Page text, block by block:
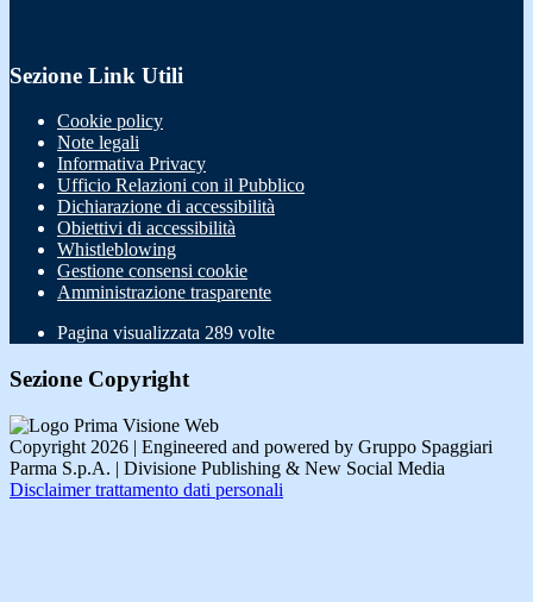
Sezione Link Utili
Cookie policy
Note legali
Informativa Privacy
Ufficio Relazioni con il Pubblico
Dichiarazione di accessibilità
Obiettivi di accessibilità
Whistleblowing
Gestione consensi cookie
Amministrazione trasparente
Pagina visualizzata 289 volte
Sezione Copyright
Copyright 2026 | Engineered and powered by Gruppo Spaggiari
Parma S.p.A. | Divisione Publishing & New Social Media
Disclaimer trattamento dati personali